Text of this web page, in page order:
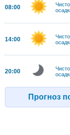
08:00
14:00
20:00
Прогноз